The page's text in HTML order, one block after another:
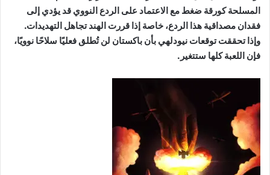
المسلحة كورقة ضغط مع الاعتماد على الردع النووي قد يؤدي إلى
فقدان مصداقية هذا الردع، خاصة إذا قررت الهند تجاهل التهديدات.
وإذا تحققت توقعات نيودلهي بأن باكستان لن تُطلق فعليًا سلاحًا نوويًا،
فإن اللعبة كلها ستتغير.